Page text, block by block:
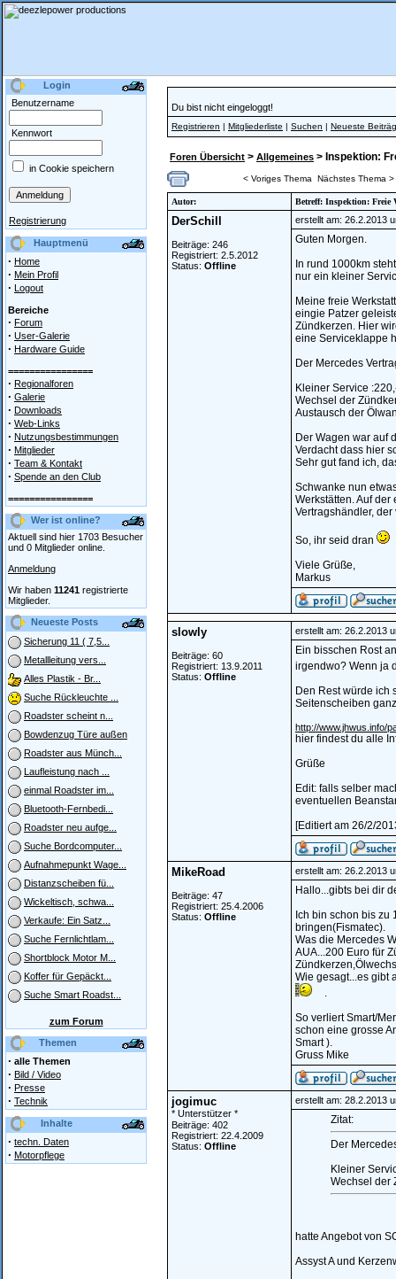
Login
Benutzername
Kennwort
in Cookie speichern
Registrierung
Hauptmenü
· Home
· Mein Profil
· Logout
Bereiche
· Forum
· User-Galerie
· Hardware Guide
================
· Regionalforen
· Galerie
· Downloads
· Web-Links
· Nutzungsbestimmungen
· Mitglieder
· Team & Kontakt
· Spende an den Club
================
Wer ist online?
Aktuell sind hier 1703 Besucher
und 0 Mitglieder online.
Anmeldung
Wir haben 11241 registrierte
Mitglieder.
Neueste Posts
Sicherung 11 ( 7,5...
Metallleitung vers...
Alles Plastik - Br...
Suche Rückleuchte ...
Roadster scheint n...
Bowdenzug Türe außen
Roadster aus Münch...
Laufleistung nach ...
einmal Roadster im...
Bluetooth-Fernbedi...
Roadster neu aufge...
Suche Bordcomputer...
Aufnahmepunkt Wage...
Distanzscheiben fü...
Wickeltisch, schwa...
Verkaufe: Ein Satz...
Suche Fernlichtlam...
Shortblock Motor M...
Koffer für Gepäckt...
Suche Smart Roadst...
zum Forum
Themen
· alle Themen
· Bild / Video
· Presse
· Technik
Inhalte
· techn. Daten
· Motorpflege
Du bist nicht eingeloggt!
Registrieren | Mitgliederliste | Suchen | Neueste
Foren Übersicht > Allgemeines > Inspektion:
< Voriges Thema Nächstes Thema >
Autor: Betreff: Inspektion: Freie
DerSchill
Beiträge: 246
Registriert: 2.5.2012
Status: Offline
erstellt am: 26.2.2013
Guten Morgen.
In rund 1000km
nur ein kleiner
Meine freie
eingie Patzer
Zündkerzen. Hier
eine Serviceklappe
Der Mercedes
Kleiner Service
Wechsel der
Austausch der
Der Wagen war auf
Verdacht dass hier
Sehr gut fand ich,
Schwanke nun
Werkstätten. Auf
Vertragshändler,
So, ihr seid dran
Viele Grüße,
Markus
slowly
Beiträge: 60
Registriert: 13.9.2011
Status: Offline
erstellt am: 26.2.2013
Ein bisschen Rost
irgendwo? Wenn ja
Den Rest würde ich
Seitenscheiben
http://www.jhwus.info/
hier findest du alle
Grüße
Edit: falls selber
eventuellen
[Editiert am 26/2/
MikeRoad
Beiträge: 47
Registriert: 25.4.2006
Status: Offline
erstellt am: 26.2.2013
Hallo...gibts bei dir
Ich bin schon bis zu
bringen(Fismatec).
Was die Mercedes
AUA...200 Euro für
Wie gesagt...es gibt
.
So verliert Smart/
schon eine grosse
Smart ).
Gruss Mike
jogimuc
* Unterstützer *
Beiträge: 402
Registriert: 22.4.2009
Status: Offline
erstellt am: 28.2.2013
Zitat:
Der
Kleiner
Wechsel der
hatte Angebot von
Assyst A und